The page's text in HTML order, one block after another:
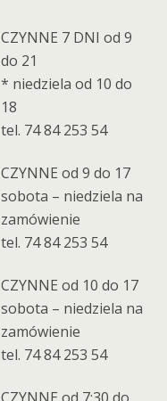
CZYNNE 7 DNI od 9
do 21
* niedziela od 10 do
18
tel. 74 84 253 54
CZYNNE od 9 do 17
sobota – niedziela na
zamówienie
tel. 74 84 253 54
CZYNNE od 10 do 17
sobota – niedziela na
zamówienie
tel. 74 84 253 54